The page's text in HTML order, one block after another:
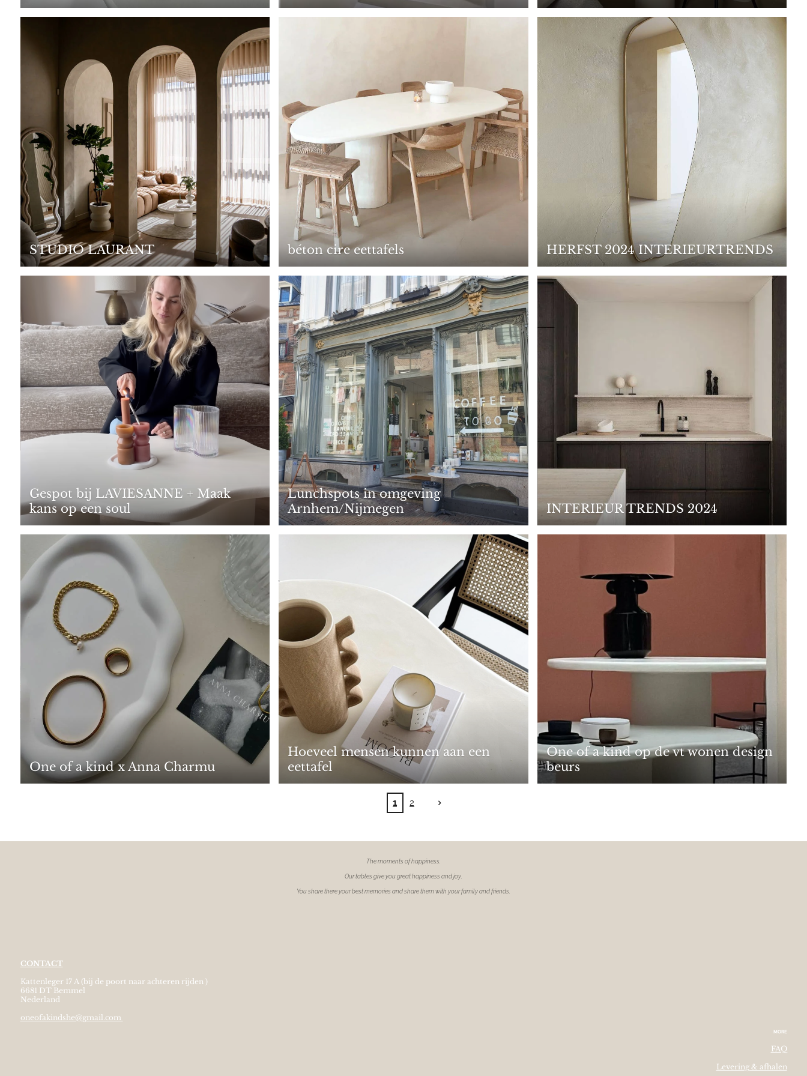
STUDIO LAURANT béton cire eettafels HERFST 2024 INTERIEURTRENDS
Gespot bij LAVIESANNE + Maak
kans op een soul
Lunchspots in omgeving
Arnhem/Nijmegen
INTERIEUR TRENDS 2024
One of a kind x Anna Charmu
Hoeveel mensen kunnen aan een
eettafel
One of a kind op de vt wonen design
beurs
1 2
The moments ofhappiness.
Our tables give you great happiness and joy.
You share there your best memories and share them with your family and friends.
CONTACT
Kattenleger 17 A (bij de poort naar achteren rijden )
6681 DT Bemmel
Nederland
oneofakindshe@gmail.com
MORE
FAQ
Levering & afhalen